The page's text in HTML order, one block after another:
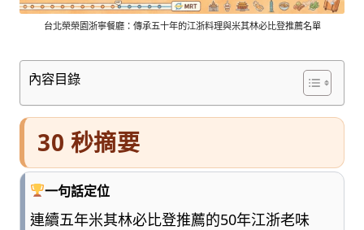
資
理
成
清
楚
懂
的
遊
台北榮榮園浙寧餐廳：傳承五十年的江浙料理與米其林必比登推薦名單
內容目錄
30 秒摘要
一句話定位
連續五年米其林必比登推薦的50年江浙老味